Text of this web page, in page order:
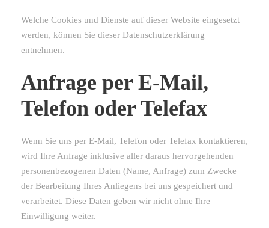
Welche Cookies und Dienste auf dieser Website eingesetzt
werden, können Sie dieser Datenschutzerklärung
entnehmen.
Anfrage per E-Mail,
Telefon oder Telefax
Wenn Sie uns per E-Mail, Telefon oder Telefax kontaktieren,
wird Ihre Anfrage inklusive aller daraus hervorgehenden
personenbezogenen Daten (Name, Anfrage) zum Zwecke
der Bearbeitung Ihres Anliegens bei uns gespeichert und
verarbeitet. Diese Daten geben wir nicht ohne Ihre
Einwilligung weiter.